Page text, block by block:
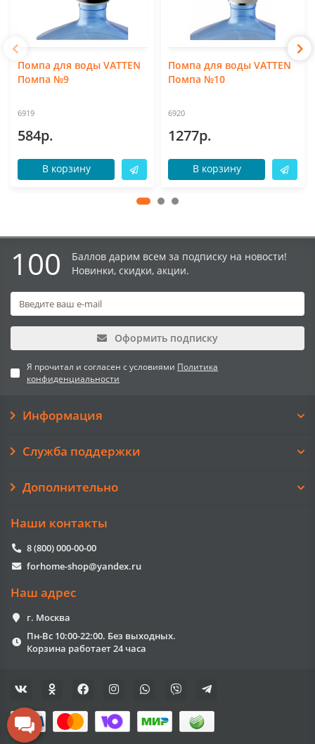
Помпа для воды VATTEN
Помпа №9
6919
584р.
В корзину
Помпа для воды VATTEN
Помпа №10
6920
1277р.
В корзину
100
Баллов дарим всем за подписку на новости!
Новинки, скидки, акции.
Оформить подписку
Я прочитал и согласен с условиями Политика
конфиденциальности
Информация
Служба поддержки
Дополнительно
Наши контакты
8 (800) 000-00-00
forhome-shop@yandex.ru
Наш адрес
г. Москва
Пн-Вс 10:00-22:00. Без выходных.
Корзина работает 24 часа